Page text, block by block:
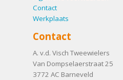
Contact
Werkplaats
Contact
A. v.d. Visch Tweewielers
Van Dompselaerstraat 25
3772 AC Barneveld